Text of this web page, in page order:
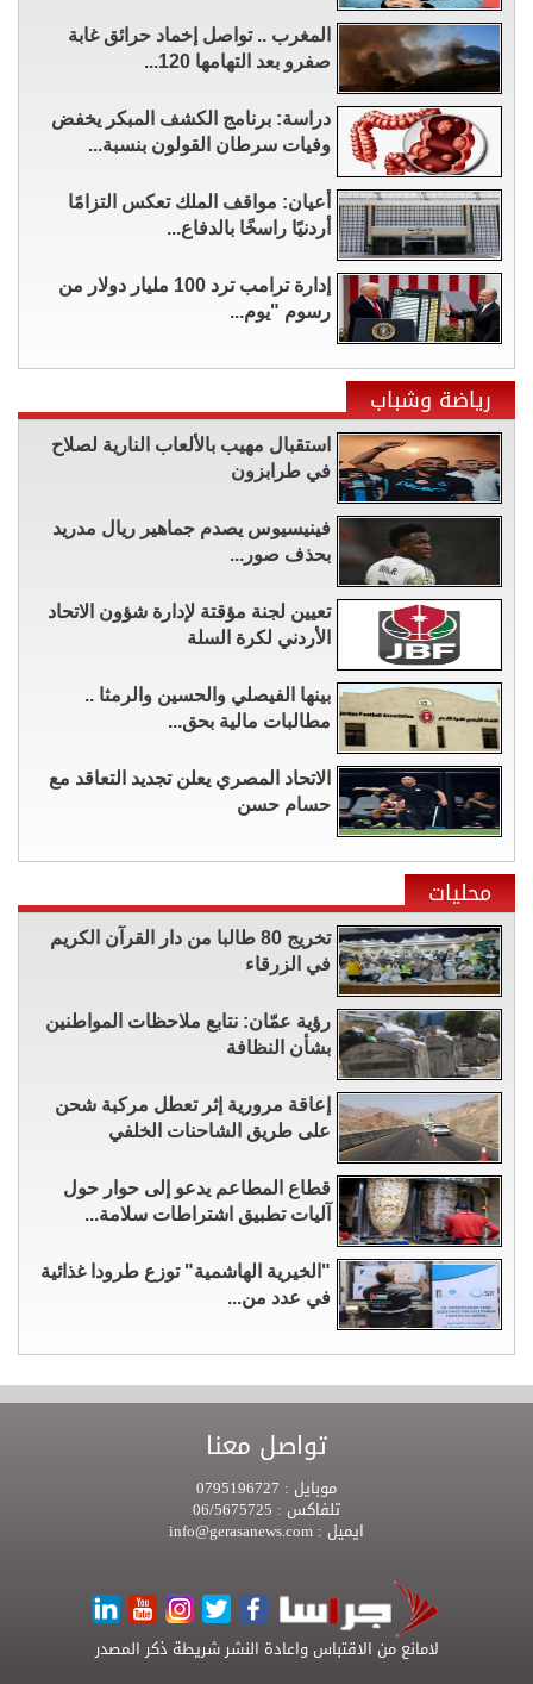
المغرب .. تواصل إخماد حرائق غابة
صفرو بعد التهامها 120...
دراسة: برنامج الكشف المبكر يخفض
وفيات سرطان القولون بنسبة...
أعيان: مواقف الملك تعكس التزامًا
أردنيًا راسخًا بالدفاع...
إدارة ترامب ترد 100 مليار دولار من
رسوم "يوم...
رياضة وشباب
استقبال مهيب بالألعاب النارية لصلاح
في طرابزون
فينيسيوس يصدم جماهير ريال مدريد
بحذف صور...
تعيين لجنة مؤقتة لإدارة شؤون الاتحاد
الأردني لكرة السلة
بينها الفيصلي والحسين والرمثا ..
مطالبات مالية بحق...
الاتحاد المصري يعلن تجديد التعاقد مع
حسام حسن
محليات
تخريج 80 طالبا من دار القرآن الكريم
في الزرقاء
رؤية عمّان: نتابع ملاحظات المواطنين
بشأن النظافة
إعاقة مرورية إثر تعطل مركبة شحن
على طريق الشاحنات الخلفي
قطاع المطاعم يدعو إلى حوار حول
آليات تطبيق اشتراطات سلامة...
"الخيرية الهاشمية" توزع طرودا غذائية
في عدد من...
تواصل معنا
موبايل :
تلفاكس :
ايميل :
لامانع من الاقتباس واعادة النشر شريطة ذكر المصدر